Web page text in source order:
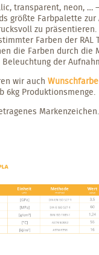
transparent, neon, …
größte Farbpalette zur
zu präsentieren.
Farben der RAL
die Farben durch die
der
wir auch
6kg Produktionsmenge.
Markenzeichen.